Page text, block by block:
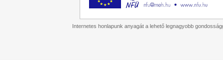
Internetes honlapunk anyagát a lehető legnagyobb